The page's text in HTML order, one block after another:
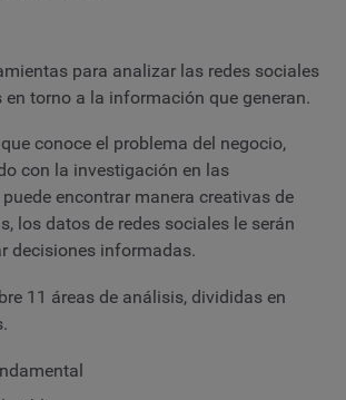
para analizar las redes sociales
en torno a la información que generan.
conoce el problema del negocio,
con la investigación en las
encontrar manera creativas de
los datos de redes sociales le serán
decisiones informadas.
11 áreas de análisis, divididas en